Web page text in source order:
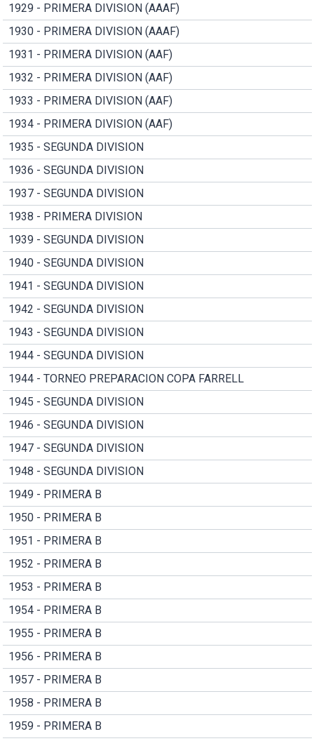
1929 - PRIMERA DIVISION (AAAF)
1930 - PRIMERA DIVISION (AAAF)
1931 - PRIMERA DIVISION (AAF)
1932 - PRIMERA DIVISION (AAF)
1933 - PRIMERA DIVISION (AAF)
1934 - PRIMERA DIVISION (AAF)
1935 - SEGUNDA DIVISION
1936 - SEGUNDA DIVISION
1937 - SEGUNDA DIVISION
1938 - PRIMERA DIVISION
1939 - SEGUNDA DIVISION
1940 - SEGUNDA DIVISION
1941 - SEGUNDA DIVISION
1942 - SEGUNDA DIVISION
1943 - SEGUNDA DIVISION
1944 - SEGUNDA DIVISION
1944 - TORNEO PREPARACION COPA FARRELL
1945 - SEGUNDA DIVISION
1946 - SEGUNDA DIVISION
1947 - SEGUNDA DIVISION
1948 - SEGUNDA DIVISION
1949 - PRIMERA B
1950 - PRIMERA B
1951 - PRIMERA B
1952 - PRIMERA B
1953 - PRIMERA B
1954 - PRIMERA B
1955 - PRIMERA B
1956 - PRIMERA B
1957 - PRIMERA B
1958 - PRIMERA B
1959 - PRIMERA B